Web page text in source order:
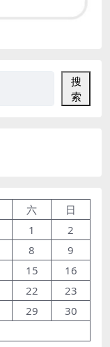
搜
索
六
日
1
2
8
9
15
16
22
23
29
30